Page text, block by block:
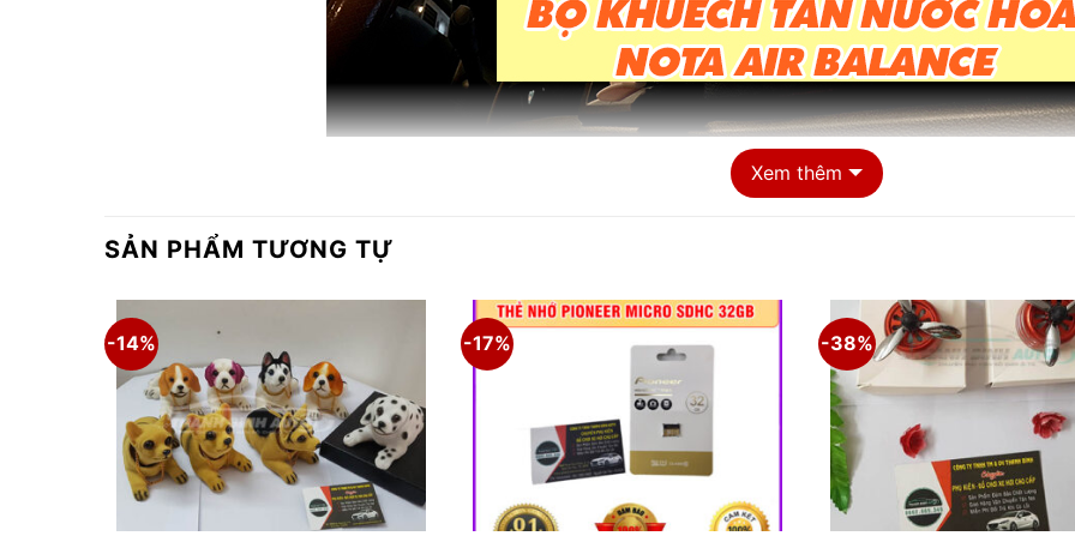
Xem thêm
SẢN PHẨM TƯƠNG TỰ
-14% -17% -38%